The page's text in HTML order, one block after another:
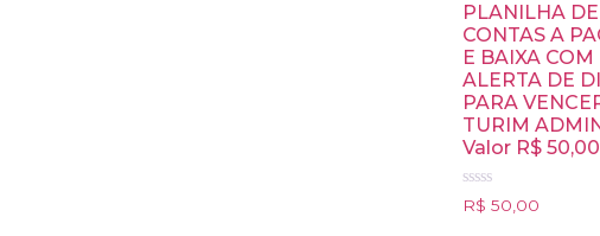
PLANILHA DE
CONTAS A
E BAIXA COM
ALERTA DE
PARA
TURIM
Valor R$ 50,00
Avaliação
0
R$ 50,00